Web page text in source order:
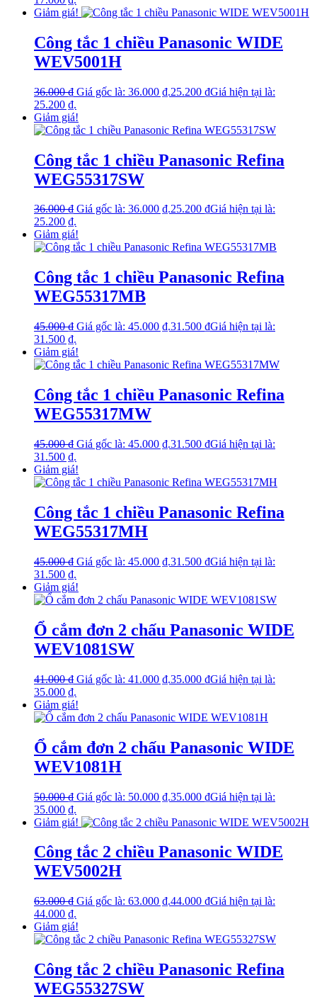
Giảm giá!
Công tắc 1 chiều Panasonic WIDE
WEV5001H
36.000₫ Giá gốc là: 36.000 ₫.25.200 ₫Giá hiện tại là:
25.200 ₫.
Giảm giá!
Công tắc 1 chiều Panasonic Refina
WEG55317SW
36.000₫ Giá gốc là: 36.000 ₫.25.200 ₫Giá hiện tại là:
25.200 ₫.
Giảm giá!
Công tắc 1 chiều Panasonic Refina
WEG55317MB
45.000₫ Giá gốc là: 45.000 ₫.31.500 ₫Giá hiện tại là:
31.500 ₫.
Giảm giá!
Công tắc 1 chiều Panasonic Refina
WEG55317MW
45.000₫ Giá gốc là: 45.000 ₫.31.500 ₫Giá hiện tại là:
31.500 ₫.
Giảm giá!
Công tắc 1 chiều Panasonic Refina
WEG55317MH
45.000₫ Giá gốc là: 45.000 ₫.31.500 ₫Giá hiện tại là:
31.500 ₫.
Giảm giá!
Ổ cắm đơn 2 chấu Panasonic WIDE
WEV1081SW
41.000₫ Giá gốc là: 41.000 ₫.35.000 ₫Giá hiện tại là:
35.000 ₫.
Giảm giá!
Ổ cắm đơn 2 chấu Panasonic WIDE
WEV1081H
50.000₫ Giá gốc là: 50.000 ₫.35.000 ₫Giá hiện tại là:
35.000 ₫.
Giảm giá!
Công tắc 2 chiều Panasonic WIDE
WEV5002H
63.000₫ Giá gốc là: 63.000 ₫.44.000 ₫Giá hiện tại là:
44.000 ₫.
Giảm giá!
Công tắc 2 chiều Panasonic Refina
WEG55327SW